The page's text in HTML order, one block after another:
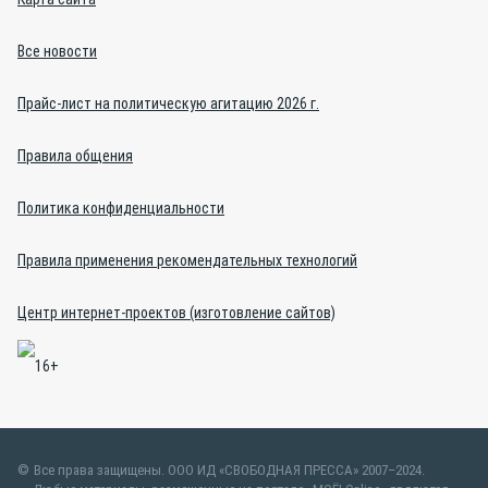
Все новости
Прайс-лист на политическую агитацию 2026 г.
Правила общения
Политика конфиденциальности
Правила применения рекомендательных технологий
Центр интернет-проектов (изготовление сайтов)
Все права защищены. ООО ИД «СВОБОДНАЯ ПРЕССА» 2007–2024.